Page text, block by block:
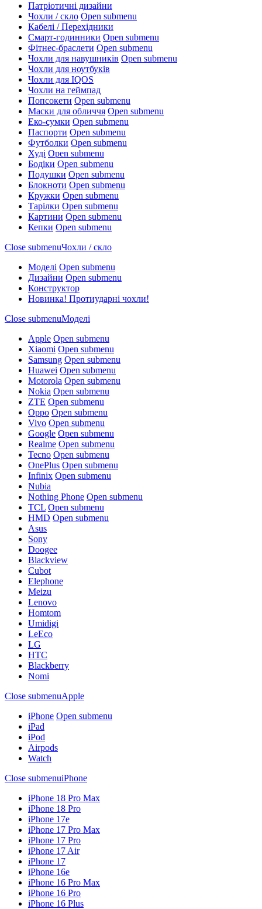
Патріотичні дизайни
Чохли / скло Open submenu
Кабелі / Перехідники
Смарт-годинники Open submenu
Фітнес-браслети Open submenu
Чохли для навушників Open submenu
Чохли для ноутбуків
Чохли для IQOS
Чохли на геймпад
Попсокети Open submenu
Маски для обличчя Open submenu
Еко-сумки Open submenu
Паспорти Open submenu
Футболки Open submenu
Худі Open submenu
Бодіки Open submenu
Подушки Open submenu
Блокноти Open submenu
Кружки Open submenu
Тарілки Open submenu
Картини Open submenu
Кепки Open submenu
Close submenuЧохли / скло
Моделі Open submenu
Дизайни Open submenu
Конструктор
Новинка! Протиударні чохли!
Close submenuМоделі
Apple Open submenu
Xiaomi Open submenu
Samsung Open submenu
Huawei Open submenu
Motorola Open submenu
Nokia Open submenu
ZTE Open submenu
Oppo Open submenu
Vivo Open submenu
Google Open submenu
Realme Open submenu
Tecno Open submenu
OnePlus Open submenu
Infinix Open submenu
Nubia
Nothing Phone Open submenu
TCL Open submenu
HMD Open submenu
Asus
Sony
Doogee
Blackview
Cubot
Elephone
Meizu
Lenovo
Homtom
Umidigi
LeEco
LG
HTC
Blackberry
Nomi
Close submenuApple
iPhone Open submenu
iPad
iPod
Airpods
Watch
Close submenuiPhone
iPhone 18 Pro Max
iPhone 18 Pro
iPhone 17e
iPhone 17 Pro Max
iPhone 17 Pro
iPhone 17 Air
iPhone 17
iPhone 16e
iPhone 16 Pro Max
iPhone 16 Pro
iPhone 16 Plus